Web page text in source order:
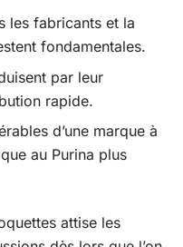
les fabricants et la
fondamentales.
par leur
rapide.
d’une marque à
au Purina plus
attise les